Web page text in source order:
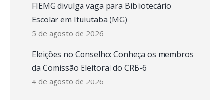
FIEMG divulga vaga para Bibliotecário
Escolar em Ituiutaba (MG)
5 de agosto de 2026
Eleições no Conselho: Conheça os membros
da Comissão Eleitoral do CRB-6
4 de agosto de 2026